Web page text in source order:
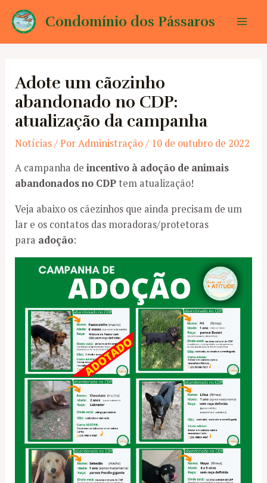
para
Condomínio dos Pássaros
Adote um cãozinho
abandonado no CDP:
atualização da campanha
Notícias/ PorAdministração/ 10 de outubro de 2022
A campanha deincentivo à adoção de animais
abandonados no CDPtem atualização!
Veja abaixo os cãezinhos que ainda precisam de um
lar e os contatos das moradoras/protetoras
para adoção: